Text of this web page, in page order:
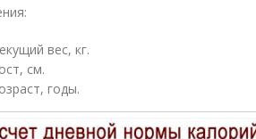
вес, кг.
см.
годы.